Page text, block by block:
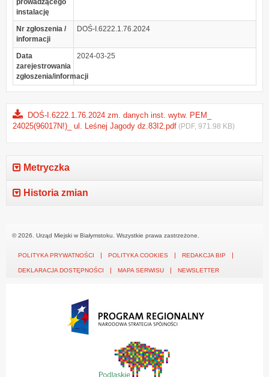
instalację
Nr zgłoszenia /
informacji
DOŚ-I.6222.1.76.2024
Data
zarejestrowania
zgłoszenia/informacji
2024-03-25
DOŚ-I.6222.1.76.2024 zm. danych inst. wytw. PEM_
24025(96017N!)_ ul. Leśnej Jagody dz.83I2.pdf (PDF, 971.98 KB)
Metryczka
Historia zmian
© 2026. Urząd Miejski w Białymstoku. Wszystkie prawa zastrzeżone.
POLITYKA PRYWATNOŚCI POLITYKA COOKIES REDAKCJA BIP
DEKLARACJA DOSTĘPNOŚCI MAPA SERWISU NEWSLETTER